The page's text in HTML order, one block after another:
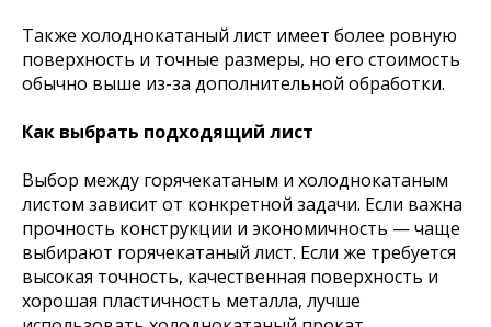
Также холоднокатаный лист имеет более ровную
поверхность и точные размеры, но его стоимость
обычно выше из-за дополнительной обработки.
Как выбрать подходящий лист
Выбор между горячекатаным и холоднокатаным
листом зависит от конкретной задачи. Если важна
прочность конструкции и экономичность — чаще
выбирают горячекатаный лист. Если же требуется
высокая точность, качественная поверхность и
хорошая пластичность металла, лучше